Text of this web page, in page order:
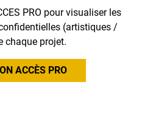
PRO pour visualiser les
(artistiques /
chaque projet.
ACCÈS PRO